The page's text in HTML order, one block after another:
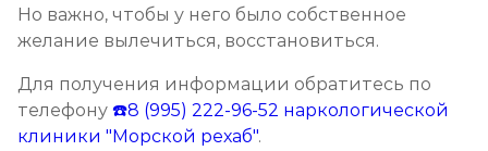
Но важно, чтобы у него было собственное
желание вылечиться, восстановиться.
Для получения информации обратитесь по
телефону ☎️8 (995) 222-96-52 наркологической
клиники "Морской рехаб".